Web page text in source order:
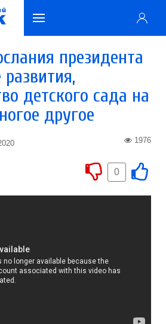
президента
детского сада на
другое
1976
0